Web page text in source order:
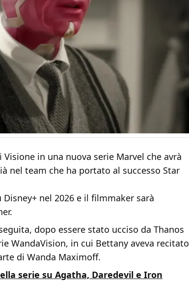
in una nuova serie Marvel che avrà
nel team che ha portato al successo Star
nel 2026 e il filmmaker sarà
dopo essere stato ucciso da Thanos
WandaVision, in cui Bettany aveva recitato
di Wanda Maximoff.
serie su Agatha, Daredevil e Iron